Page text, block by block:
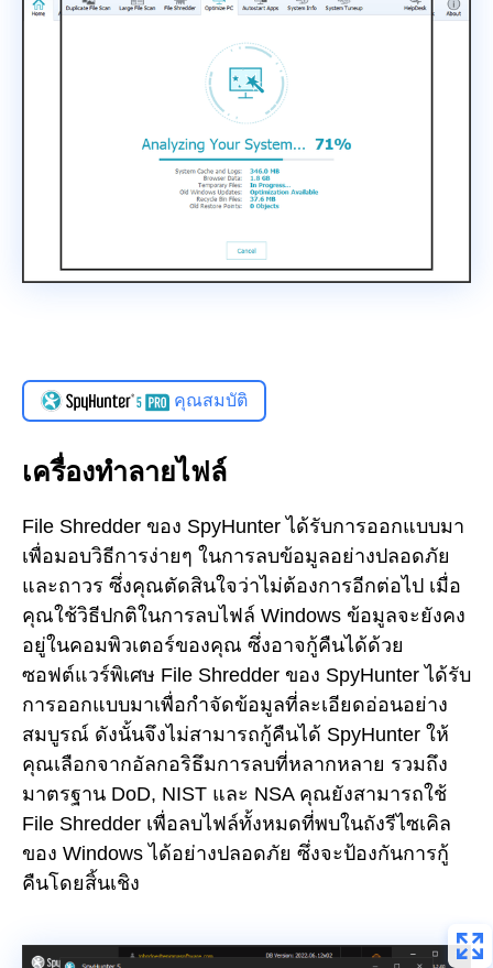
คุณสมบัติ
เครื่องทำลายไฟล์
File Shredder ของ SpyHunter ได้รับการออกแบบมา
เพื่อมอบวิธีการง่ายๆ ในการลบข้อมูลอย่างปลอดภัย
และถาวร ซึ่งคุณตัดสินใจว่าไม่ต้องการอีกต่อไป เมื่อ
คุณใช้วิธีปกติในการลบไฟล์ Windows ข้อมูลจะยังคง
อยู่ในคอมพิวเตอร์ของคุณ ซึ่งอาจกู้คืนได้ด้วย
ซอฟต์แวร์พิเศษ File Shredder ของ SpyHunter ได้รับ
การออกแบบมาเพื่อกำจัดข้อมูลที่ละเอียดอ่อนอย่าง
สมบูรณ์ ดังนั้นจึงไม่สามารถกู้คืนได้ SpyHunter ให้
คุณเลือกจากอัลกอริธึมการลบที่หลากหลาย รวมถึง
มาตรฐาน DoD, NIST และ NSA คุณยังสามารถใช้
File Shredder เพื่อลบไฟล์ทั้งหมดที่พบในถังรีไซเคิล
ของ Windows ได้อย่างปลอดภัย ซึ่งจะป้องกันการกู้
คืนโดยสิ้นเชิง